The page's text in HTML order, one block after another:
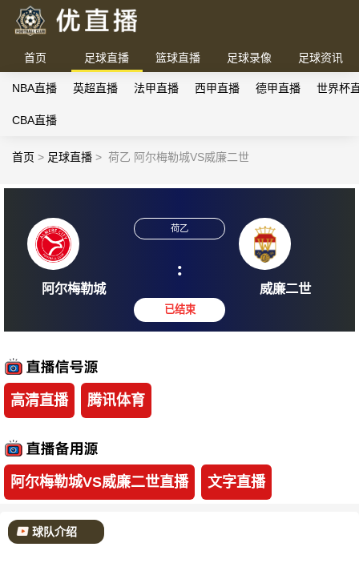
首页 足球直播 篮球直播 足球录像 足球资讯
NBA直播 英超直播 法甲直播 西甲直播 德甲直播 世界杯
CBA直播
首页 > 足球直播 > 荷乙 阿尔梅勒城VS威廉二世
:
高清直播 腾讯体育
阿尔梅勒城VS威廉二世直播 文字直播
球队介绍